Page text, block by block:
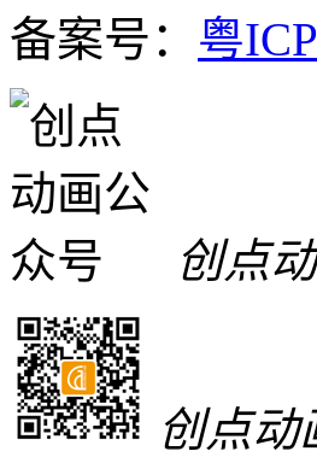
备案号： 粤
创点
创点动